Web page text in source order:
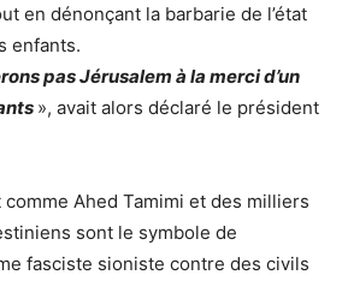
en dénonçant la barbarie de l’état
enfants.
pas Jérusalem à la merci d’un
», avait alors déclaré le président
Ahed Tamimi et des milliers
sont le symbole de
fasciste sioniste contre des civils